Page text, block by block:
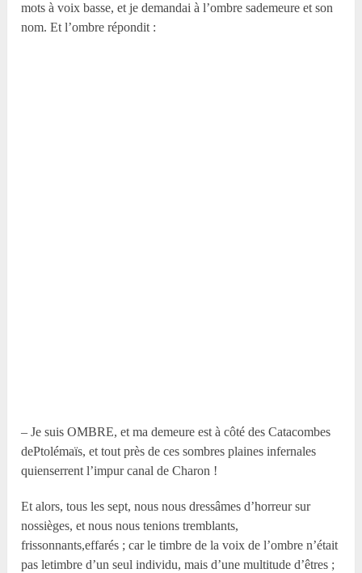
mots à voix basse, et je demandai à l’ombre sademeure et son
nom. Et l’ombre répondit :
– Je suis OMBRE, et ma demeure est à côté des Catacombes
dePtolémaïs, et tout près de ces sombres plaines infernales
quienserrent l’impur canal de Charon !
Et alors, tous les sept, nous nous dressâmes d’horreur sur
nossièges, et nous nous tenions tremblants,
frissonnants,effarés ; car le timbre de la voix de l’ombre n’était
pas letimbre d’un seul individu, mais d’une multitude d’êtres ;